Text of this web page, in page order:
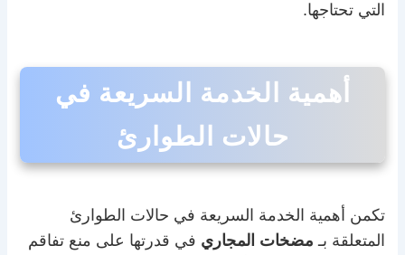
التي تحتاجها.
أهمية الخدمة السريعة في
حالات الطوارئ
تكمن أهمية الخدمة السريعة في حالات الطوارئ
المتعلقة بـ مضخات المجاري في قدرتها على منع تفاقم